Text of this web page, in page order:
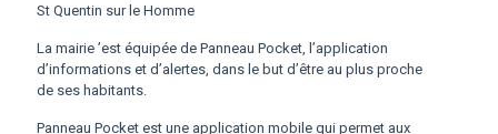
St Quentin sur le Homme
La mairie ’est équipée de Panneau Pocket, l’application
d’informations et d’alertes, dans le but d’être au plus proche
de ses habitants.
Panneau Pocket est une application mobile qui permet aux